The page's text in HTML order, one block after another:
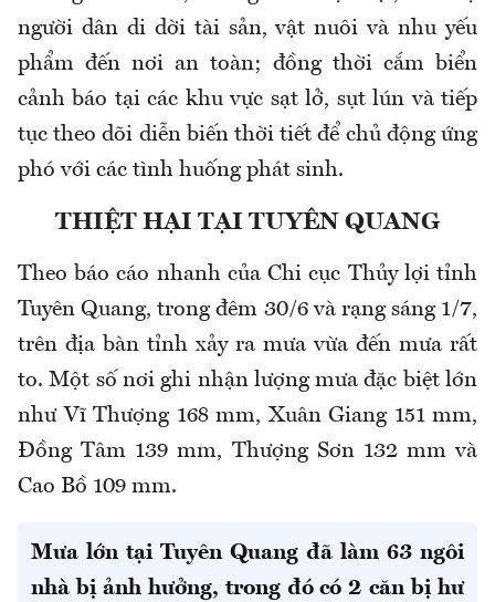
người dân di dời tài sản, vật nuôi và nhu yếu
phẩm đến nơi an toàn; đồng thời cắm biển
cảnh báo tại các khu vực sạt lở, sụt lún và tiếp
tục theo dõi diễn biến thời tiết để chủ động ứng
phó với các tình huống phát sinh.
THIỆT HẠI TẠI TUYÊN QUANG
Theo báo cáo nhanh của Chi cục Thủy lợi tỉnh
Tuyên Quang, trong đêm 30/6 và rạng sáng 1/7,
trên địa bàn tỉnh xảy ra mưa vừa đến mưa rất
to. Một số nơi ghi nhận lượng mưa đặc biệt lớn
như Vĩ Thượng 168 mm, Xuân Giang 151 mm,
Đồng Tâm 139 mm, Thượng Sơn 132 mm và
Cao Bồ 109 mm.
Mưa lớn tại Tuyên Quang đã làm 63 ngôi
nhà bị ảnh hưởng, trong đó có 2 căn bị hư